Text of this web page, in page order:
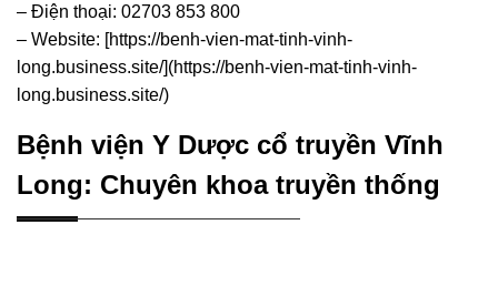
– Điện thoại: 02703 853 800
– Website: [https://benh-vien-mat-tinh-vinh-
long.business.site/](https://benh-vien-mat-tinh-vinh-
long.business.site/)
Bệnh viện Y Dược cổ truyền Vĩnh
Long: Chuyên khoa truyền thống